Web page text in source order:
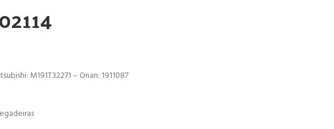
M191T32271 – Onan: 1911087